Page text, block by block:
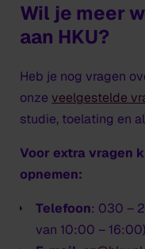
Wil je meer
aan HKU?
Heb je nog vragen
onze veelgestelde
studie, toelating en
Voor extra vragen
opnemen:
Telefoon: 030 –
van 10:00 – 16:00)